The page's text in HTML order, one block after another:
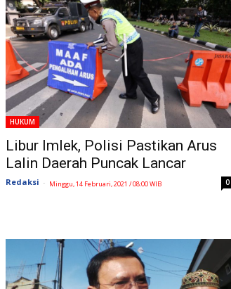
HUKUM
Libur Imlek, Polisi Pastikan Arus
Lalin Daerah Puncak Lancar
Redaksi - Minggu, 14 Februari, 2021 / 08:00 WIB 0